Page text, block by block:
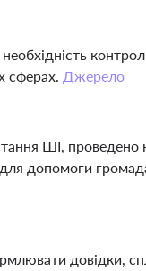
сферах. Джерело
ШІ, проведено
допомоги
довідки,